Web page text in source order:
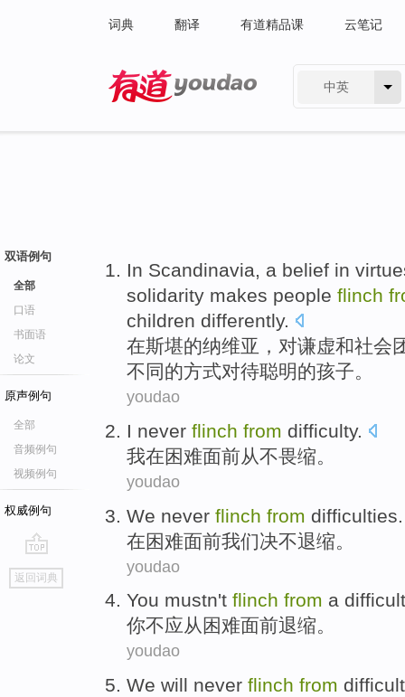
词典 翻译 有道精品课 云笔记
中英
双语例句
全部
口语
书面语
论文
原声例句
全部
音频例句
视频例句
权威例句
go
top
返回词典
In Scandinavia, a belief in
solidarity makes people flinch
children differently.
在斯堪的纳维亚 ，对谦虚和社会
不同的方式对待聪明的孩子。
youdao
I never flinch from difficulty.
我在困难面前从不畏缩。
youdao
We never flinch from difficulties
在困难面前我们决不退缩 。
youdao
You mustn't flinch from a
你不应从 困难面前退缩。
youdao
We will never flinch from